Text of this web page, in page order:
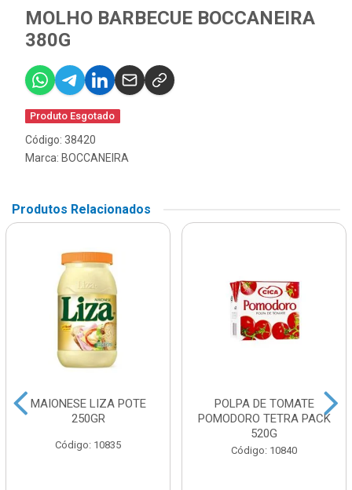
MOLHO BARBECUE BOCCANEIRA
380G
Produto Esgotado
Código: 38420
Marca: BOCCANEIRA
Produtos Relacionados
MAIONESE LIZA POTE
250GR
Código: 10835
POLPA DE TOMATE
POMODORO TETRA PACK
520G
Código: 10840